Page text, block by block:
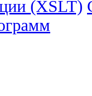
(XSLT)